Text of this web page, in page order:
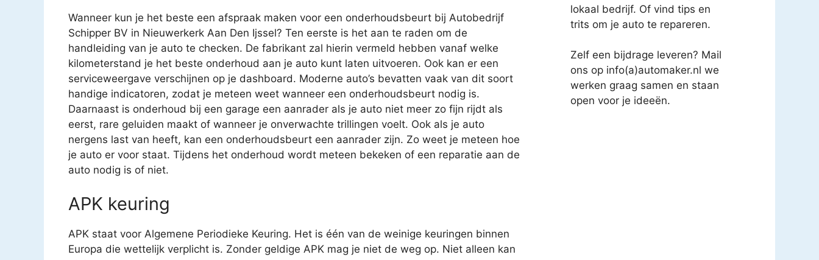
Wanneer kun je het beste een afspraak maken voor een onderhoudsbeurt bij Autobedrijf
Schipper BV in Nieuwerkerk Aan Den Ijssel? Ten eerste is het aan te raden om de
handleiding van je auto te checken. De fabrikant zal hierin vermeld hebben vanaf welke
kilometerstand je het beste onderhoud aan je auto kunt laten uitvoeren. Ook kan er een
serviceweergave verschijnen op je dashboard. Moderne auto’s bevatten vaak van dit soort
handige indicatoren, zodat je meteen weet wanneer een onderhoudsbeurt nodig is.
Daarnaast is onderhoud bij een garage een aanrader als je auto niet meer zo fijn rijdt als
eerst, rare geluiden maakt of wanneer je onverwachte trillingen voelt. Ook als je auto
nergens last van heeft, kan een onderhoudsbeurt een aanrader zijn. Zo weet je meteen hoe
je auto er voor staat. Tijdens het onderhoud wordt meteen bekeken of een reparatie aan de
auto nodig is of niet.
APK keuring
APK staat voor Algemene Periodieke Keuring. Het is één van de weinige keuringen binnen
Europa die wettelijk verplicht is. Zonder geldige APK mag je niet de weg op. Niet alleen kan
lokaal bedrijf. Of vind tips en
trits om je auto te repareren.
Zelf een bijdrage leveren? Mail
ons op info(a)automaker.nl we
werken graag samen en staan
open voor je ideeën.